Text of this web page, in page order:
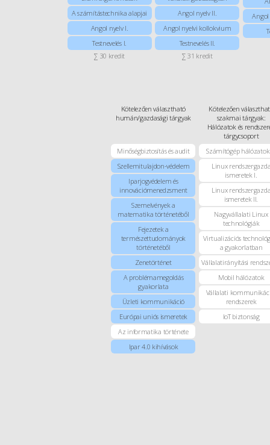
A számítástechnika alapjai
Angol nyelv I.
Testnevelés I.
∑ 30 kredit
Angol nyelv II.
Angol nyelvi kollokvium
Testnevelés II.
∑ 31 kredit
Angol
Kötelezően választható
humán/gazdasági tárgyak
Minőségbiztosítás és audit
Szellemitulajdon-védelem
Iparjogvédelem és
innovációmenedzsment
Szemelvények a
matematika történetéből
Fejezetek a
természettudományok
történetéből
Zenetörténet
A problémamegoldás
gyakorlata
Üzleti kommunikáció
Európai uniós ismeretek
Az informatika története
Ipar 4.0 kihívások
Kötelezően
szakmai tárgyak:
Hálózatok és
tárgycsoport
Számítógép
Linux
ismeretek I.
Linux
ismeretek II.
Nagyvállalati Linux
technológiák
Virtualizációs
a gyakorlatban
Vállalatirányítási
Mobil hálózatok
Vállalati
rendszerek
IoT biztonság